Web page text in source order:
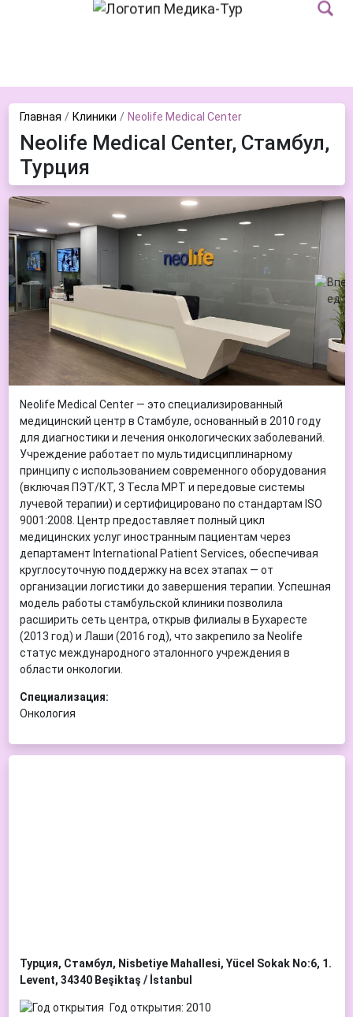
Главная Клиники Neolife Medical Center
Neolife Medical Center, Стамбул,
Турция
Neolife Medical Center — это специализированный
медицинский центр в Стамбуле, основанный в 2010 году
для диагностики и лечения онкологических заболеваний.
Учреждение работает по мультидисциплинарному
принципу с использованием современного оборудования
(включая ПЭТ/КТ, 3 Тесла МРТ и передовые системы
лучевой терапии) и сертифицировано по стандартам ISO
9001:2008. Центр предоставляет полный цикл
медицинских услуг иностранным пациентам через
департамент International Patient Services, обеспечивая
круглосуточную поддержку на всех этапах — от
организации логистики до завершения терапии. Успешная
модель работы стамбульской клиники позволила
расширить сеть центра, открыв филиалы в Бухаресте
(2013 год) и Лаши (2016 год), что закрепило за Neolife
статус международного эталонного учреждения в
области онкологии.
Специализация:
Онкология
Турция, Стамбул, Nisbetiye Mahallesi, Yücel Sokak No:6, 1.
Levent, 34340 Beşiktaş / İstanbul
Год открытия: 2010